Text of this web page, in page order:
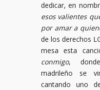
dedicar, en
esos valientes
por amar a
de los derechos
mesa esta
conmigo,
madrileño se
cantando uno